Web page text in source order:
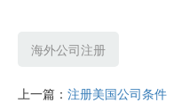
海外公司注册
上一篇： 注册美国公司条件